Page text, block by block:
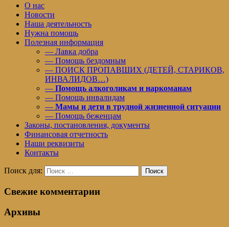
О нас
Новости
Наша деятельность
Нужна помощь
Полезная информация
— Лавка добра
— Помощь бездомным
— ПОИСК ПРОПАВШИХ (ДЕТЕЙ, СТАРИКОВ,
ИНВАЛИДОВ…)
— Помощь алкоголикам и наркоманам
— Помощь инвалидам
— Мамы и дети в трудной жизненной ситуации
— Помощь беженцам
Законы, постановления, документы
Финансовая отчетность
Наши реквизиты
Контакты
Поиск для: Поиск
Свежие комментарии
Архивы